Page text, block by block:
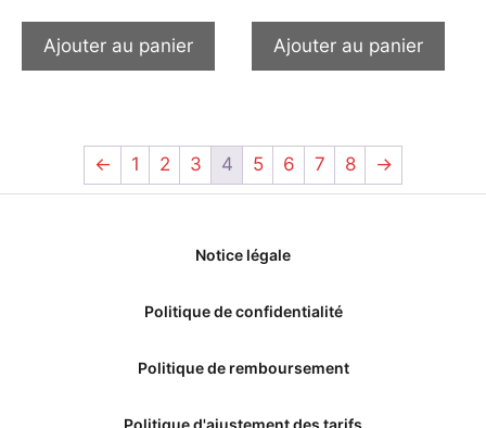
Ajouter au panier Ajouter au panier
← 1 2 3 4 5 6 7 8 →
Notice légale
Politique de confidentialité
Politique de remboursement